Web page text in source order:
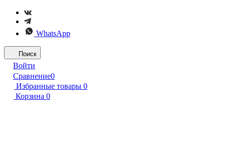
WhatsApp
Поиск
Войти
Сравнение0
Избранные товары 0
Корзина 0